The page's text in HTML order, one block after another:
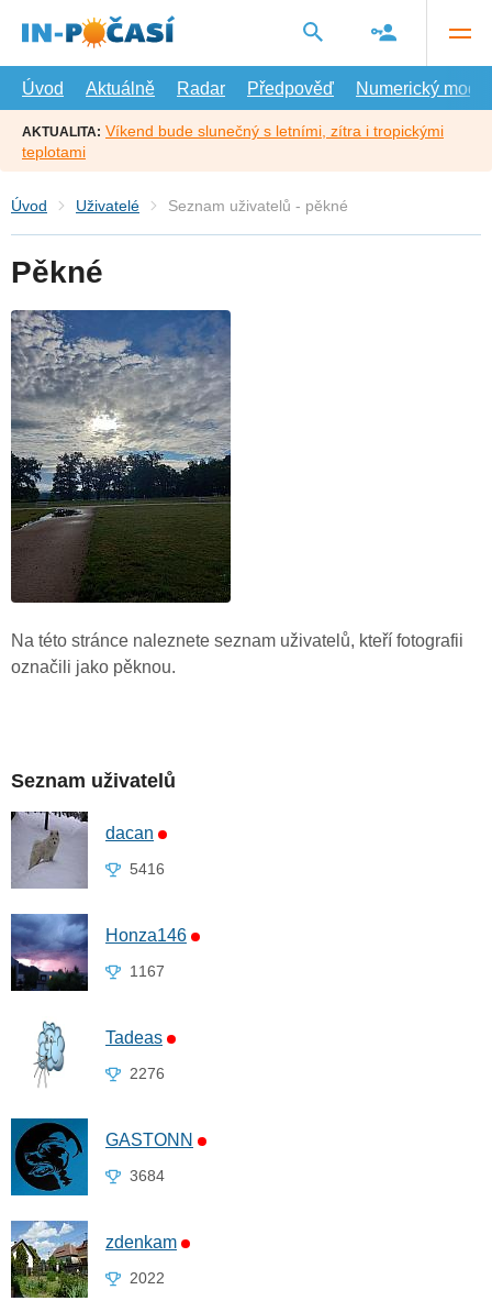
hlavní
Úvod
Aktuálně Radar Předpověď Numerický model
AKTUALITA: Víkend bude slunečný s letními, zítra i tropickými
teplotami
Úvod Uživatelé Seznam uživatelů - pěkné
Pěkné
Na této stránce naleznete seznam uživatelů, kteří fotografii
označili jako pěknou.
Seznam uživatelů
dacan
5416
Honza146
1167
Tadeas
2276
GASTONN
3684
zdenkam
2022